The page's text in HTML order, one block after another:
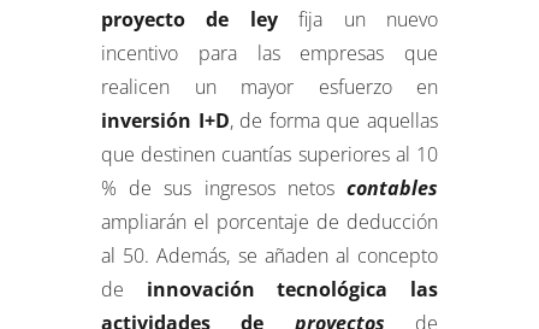
proyecto de leyfija un nuevo
incentivo para las empresas que
realicen un mayor esfuerzo en
inversión I+D, de forma que aquellas
que destinen cuantías superiores al 10
% de sus ingresos netos contables
ampliarán el porcentaje de deducción
al 50. Además, se añaden al concepto
de innovación tecnológica las
actividades de proyectos de